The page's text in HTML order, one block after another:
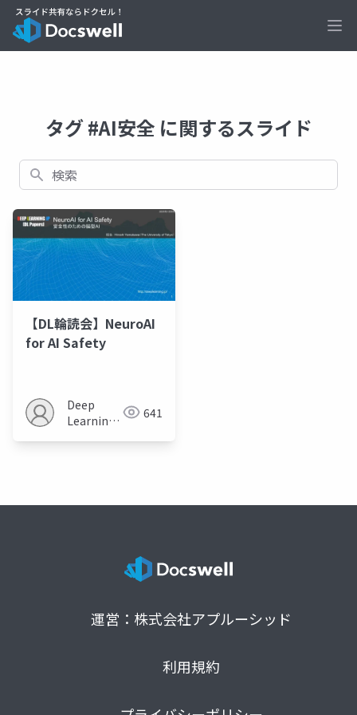
タグ #AI安全 に関するスライド
検索
【DL輪読会】NeuroAI
for AI Safety
Deep
Learning
641
運営：株式会社アプルーシッド
利用規約